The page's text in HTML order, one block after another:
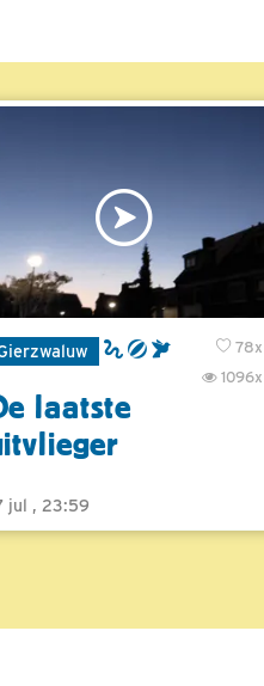
78x
1096x
laatste
jul , 23:59